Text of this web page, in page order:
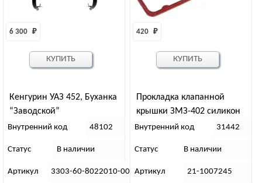
Кенгурин УАЗ 452, Буханка
“Заводской”
6 300 ₽
Внутренний код 48102
Статус В наличии
Артикул 3303-60-8022010-00
КУПИТЬ
Прокладка клапанной
крышки ЗМЗ-402 силикон
(Ростеко)
420 ₽
Внутренний код 31442
Статус В наличии
Артикул 21-1007245
КУПИТЬ